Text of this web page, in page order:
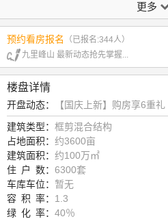
陈涛
钟云波
王燕
付美琳
陈亨毅
更多
预约看房报名
（已报名:344人）
九里峰山 最新动态抢先掌握...
楼盘详情
开盘动态：
【国庆上新】购房享6重礼
建筑类型： 框剪混合结构
占地面积： 约3600亩
建筑面积： 约100万㎡
住 户 数： 6300套
车库车位： 暂无
容 积 率： 1.3
绿 化 率： 40％